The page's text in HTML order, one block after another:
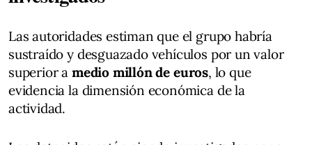
Las autoridades estiman que el grupo habría
sustraído y desguazado vehículos por un valor
superior a medio millón de euros, lo que
evidencia la dimensión económica de la
actividad.